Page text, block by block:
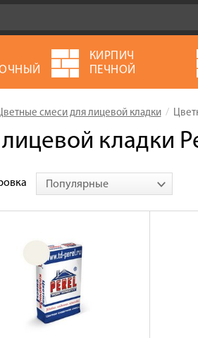
КИРПИЧ
ПЕЧНОЙ
смеси для лицевой кладки
кладки
Популярные